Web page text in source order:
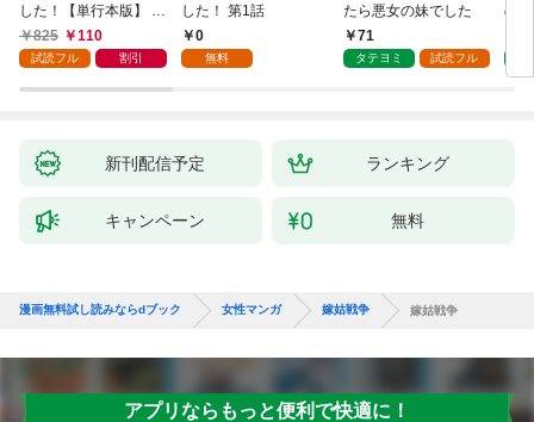
した！【単行本版】 1
巻825 110
試読フル 割引
した！ 第1話
0
無料
たら悪女の妹でした
71
タテヨミ 試読フル
の
新刊配信予定 ランキング
キャンペーン 無料
漫画無料試し読みならdブック 女性マンガ 嫁姑戦争 嫁姑戦争
アプリならもっと便利で快適に！